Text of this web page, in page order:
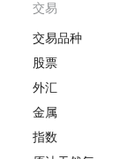
交易
交易品种
股票
外汇
金属
指数